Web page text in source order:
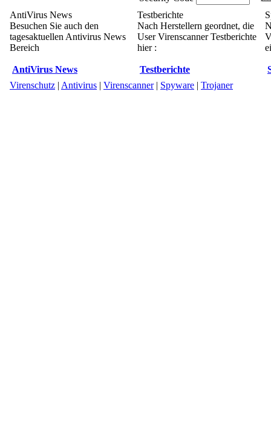
AntiVirus News
Besuchen Sie auch den
tagesaktuellen Antivirus News
Bereich
AntiVirus News
Testberichte
Nach Herstellern geordnet, die
User Virenscanner Testberichte
hier :
Testberichte
Virenschutz | Antivirus | Virenscanner| Spyware | Trojaner